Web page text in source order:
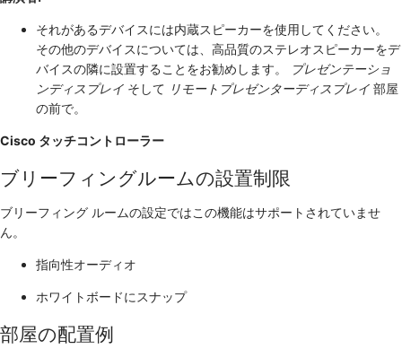
それがあるデバイスには内蔵スピーカーを使用してください。
その他のデバイスについては、高品質のステレオスピーカーをデ
バイスの隣に設置することをお勧めします。
プレゼンテーショ
ンディスプレイ そして リモートプレゼンターディスプレイ 部屋
の前で。
Cisco タッチコントローラー
ブリーフィングルームの設置制限
ブリーフィング ルームの設定ではこの機能はサポートされていませ
ん。
指向性オーディオ
ホワイトボードにスナップ
部屋の配置例